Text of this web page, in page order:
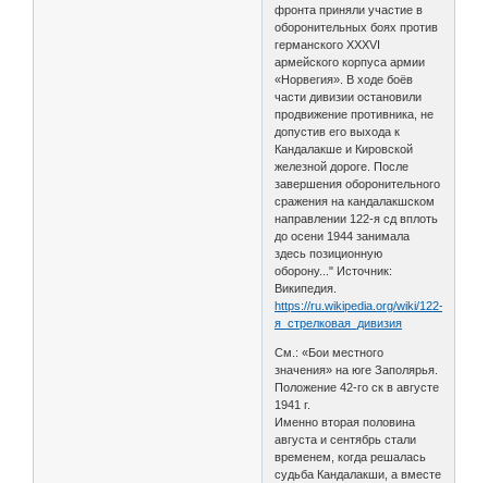
фронта приняли участие в
оборонительных боях против
германского XXXVI
армейского корпуса армии
«Норвегия». В ходе боёв
части дивизии остановили
продвижение противника, не
допустив его выхода к
Кандалакше и Кировской
железной дороге. После
завершения оборонительного
сражения на кандалакшском
направлении 122-я сд вплоть
до осени 1944 занимала
здесь позиционную
оборону..." Источник:
Википедия.
https://ru.wikipedia.org/wiki/122-
я_стрелковая_дивизия
См.: «Бои местного
значения» на юге Заполярья.
Положение 42-го ск в августе
1941 г.
Именно вторая половина
августа и сентябрь стали
временем, когда решалась
судьба Кандалакши, а вместе